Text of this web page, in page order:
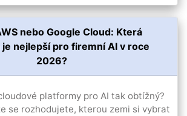
nebo Google Cloud: Která
nejlepší pro firemní AI v roce
2026?
platformy pro AI tak obtížný?
se rozhodujete, kterou zemi si vybrat